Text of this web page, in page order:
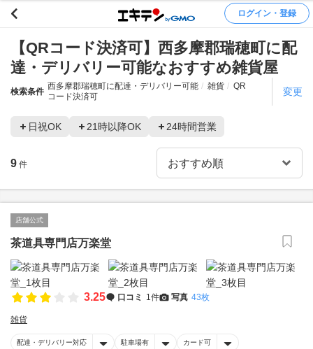
ログイン・登録
【QRコード決済可】西多摩郡瑞穂町に配
達・デリバリー可能なおすすめ雑貨屋
検索条件
西多摩郡瑞穂町に配達・デリバリー可能 雑貨
QR
コード決済可
変更
日祝OK 21時以降OK 24時間営業
9 件
店舗公式
茶道具専門店万楽堂
3.25 口コミ 1件 写真 43枚
雑貨
配達・デリバリー対応 駐車場有 カード可